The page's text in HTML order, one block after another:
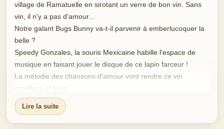
village de Ramatuelle en sirotant un verre de bon vin. Sans
vin, il n'y a pas d'amour...
Notre galant Bugs Bunny va-t-il parvenir à emberlucoquer la
belle ?
Speedy Gonzales, la souris Mexicaine habille l'espace de
musique en faisant jouer le disque de ce lapin farceur !
La mélodie des chansons d'amour vont rendre ce vin
moelleux et léger.
Ils se lient intimement et créent un sentiment de bien-être. La
petite demoiselle semble très apaisée. L'accord est parfait !
L'atmosphère particulière et romantique incite Gus la souris
Lire la suite